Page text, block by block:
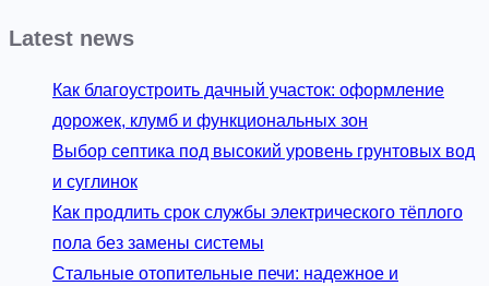
Latest news
Как благоустроить дачный участок: оформление
дорожек, клумб и функциональных зон
Выбор септика под высокий уровень грунтовых вод
и суглинок
Как продлить срок службы электрического тёплого
пола без замены системы
Стальные отопительные печи: надежное и